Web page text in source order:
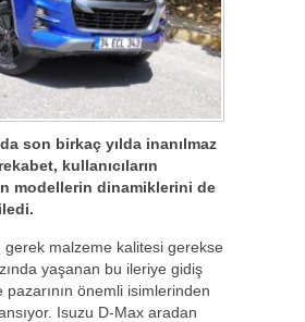
son birkaç yılda inanılmaz
kullanıcıların
modellerin dinamiklerini de
gerek malzeme kalitesi gerekse
yaşanan bu ileriye gidiş
önemli isimlerinden
Isuzu D-Max aradan